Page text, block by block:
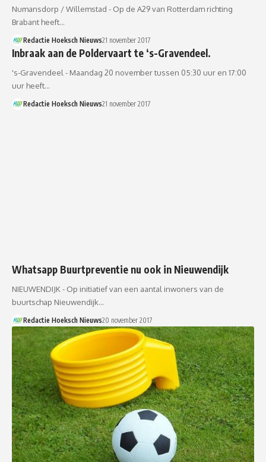
Numansdorp / Willemstad - Op de A29 van Rotterdam richting
Brabant heeft…
Redactie Hoeksch Nieuws21 november 2017
Inbraak aan de Poldervaart te ‘s-Gravendeel.
's-Gravendeel - Maandag 20 november tussen 05:30 uur en 17:00
uur heeft…
Redactie Hoeksch Nieuws21 november 2017
Whatsapp Buurtpreventie nu ook in Nieuwendijk
NIEUWENDIJK - Op initiatief van een aantal inwoners van de
buurtschap Nieuwendijk…
Redactie Hoeksch Nieuws20 november 2017